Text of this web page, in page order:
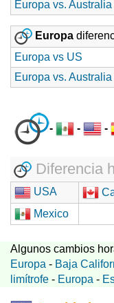
Europa vs. Australia
Europa
Europa vs US
Europa vs. Australia
- - -
Diferencia
USA
Mexico
Algunos cambios
Europa - Baja
limítrofe - Europa -